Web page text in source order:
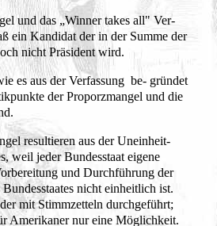
und das „Winner takes all" Ver-
ein Kandidat der in der Summe der
nicht Präsident wird.
es aus der Verfassung be- gründet
der Proporzmangel und die
resultieren aus der Uneinheit-
weil jeder Bundesstaat eigene
und Durchführung der
nicht einheitlich ist.
mit Stimmzetteln durchgeführt;
Amerikaner nur eine Möglichkeit.